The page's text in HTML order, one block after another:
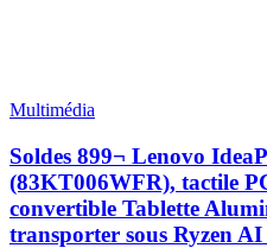
Multimédia
Soldes 899¬ Lenovo
(83KT006WFR), tactile
convertible Tablette
transporter sous Ryzen AI